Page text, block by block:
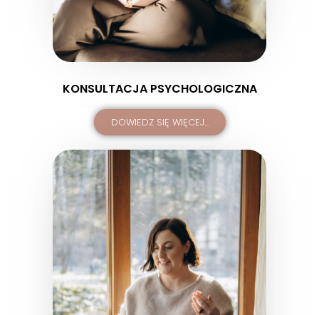
KONSULTACJA PSYCHOLOGICZNA
DOWIEDZ SIĘ WIĘCEJ...